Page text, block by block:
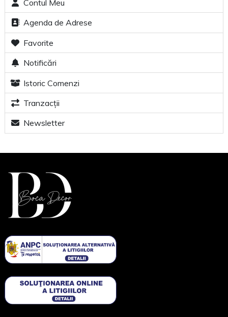
Contul Meu
Agenda de Adrese
Favorite
Notificări
Istoric Comenzi
Tranzacții
Newsletter